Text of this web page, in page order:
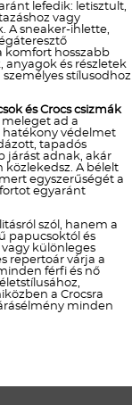
lefedik: letisztult,
vagy
A sneaker-ihlette,
komfort hosszabb
anyagok és részletek
személyes stílusodhoz
és Crocs csizmák
meleget ad a
hatékony védelmet
tapadós
járást adnak, akár
közlekedsz. A bélelt
egyszerűségét a
egyaránt
szól, hanem a
papucsoktól és
különleges
repertoár várja a
férfi és nő
a Crocsra
minden